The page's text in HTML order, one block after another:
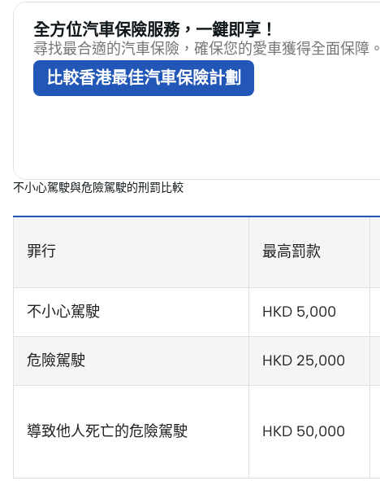
全方位汽車保險服務，一鍵即享！
尋找最合適的汽車保險，確保您的愛車獲得全面保障。
比較香港最佳汽車保險計劃
不小心駕駛與危險駕駛的刑罰比較
罪行 最高罰款
不小心駕駛 HKD 5,000
危險駕駛 HKD 25,000
導致他人死亡的危險駕駛 HKD 50,000